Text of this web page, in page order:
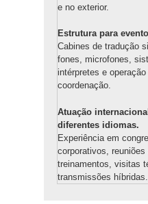
e no exterior.
Estrutura para
Cabines de tradução
fones, microfones,
intérpretes e
coordenação.
Atuação
diferentes idiomas.
Experiência em
corporativos, reuniões
treinamentos, visitas
transmissões híbridas.